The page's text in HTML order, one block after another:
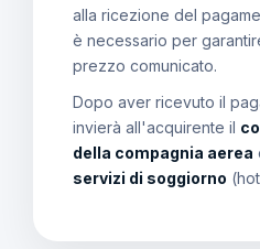
alla ricezione del
è necessario per
prezzo comunicato.
Dopo aver ricevuto il
invierà all'acquirente il
della compagnia aerea
servizi di soggiorno